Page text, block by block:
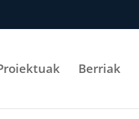
Berriak